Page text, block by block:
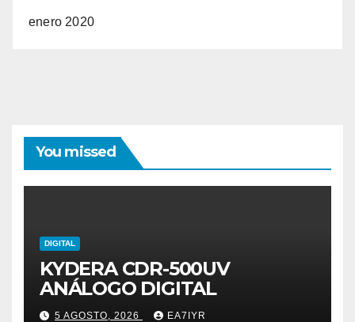
enero 2020
You missed
DIGITAL
KYDERA CDR-500UV
ANÁLOGO DIGITAL
5 AGOSTO, 2026 EA7IYR